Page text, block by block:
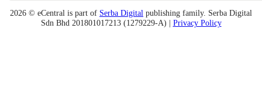
2026 © eCentral is part of Serba Digital publishing family. Serba Digital
Sdn Bhd 201801017213 (1279229-A) | Privacy Policy